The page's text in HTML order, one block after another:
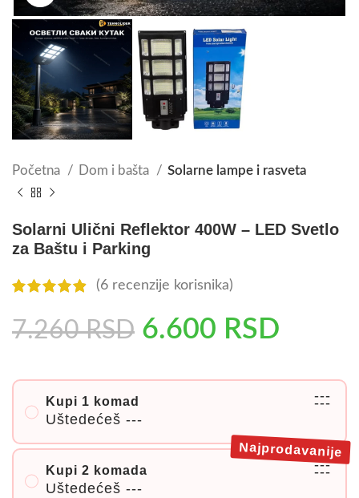
Početna Dom i bašta Solarne lampe i rasveta
Solarni Ulični Reflektor 400W – LED Svetlo
za Baštu i Parking
(6 recenzije korisnika)
7.260RSD 6.600 RSD
Kupi 1 komad
Uštedećeš ---
---
---
Kupi 2 komada
Uštedećeš ---
---
---
Najprodavanije